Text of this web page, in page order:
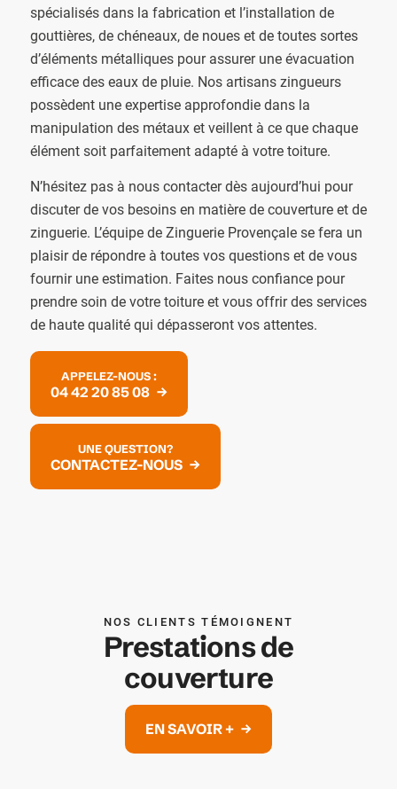
spécialisés dans la fabrication et l’installation de
gouttières, de chéneaux, de noues et de toutes sortes
d’éléments métalliques pour assurer une évacuation
efficace des eaux de pluie. Nos artisans zingueurs
possèdent une expertise approfondie dans la
manipulation des métaux et veillent à ce que chaque
élément soit parfaitement adapté à votre toiture.
N’hésitez pas à nous contacter dès aujourd’hui pour
discuter de vos besoins en matière de couverture et de
zinguerie. L’équipe de Zinguerie Provençale se fera un
plaisir de répondre à toutes vos questions et de vous
fournir une estimation. Faites nous confiance pour
prendre soin de votre toiture et vous offrir des services
de haute qualité qui dépasseront vos attentes.
APPELEZ-NOUS :
04 42 20 85 08
UNE QUESTION?
CONTACTEZ-NOUS
NOS CLIENTS TÉMOIGNENT
Prestations de
couverture
EN SAVOIR +